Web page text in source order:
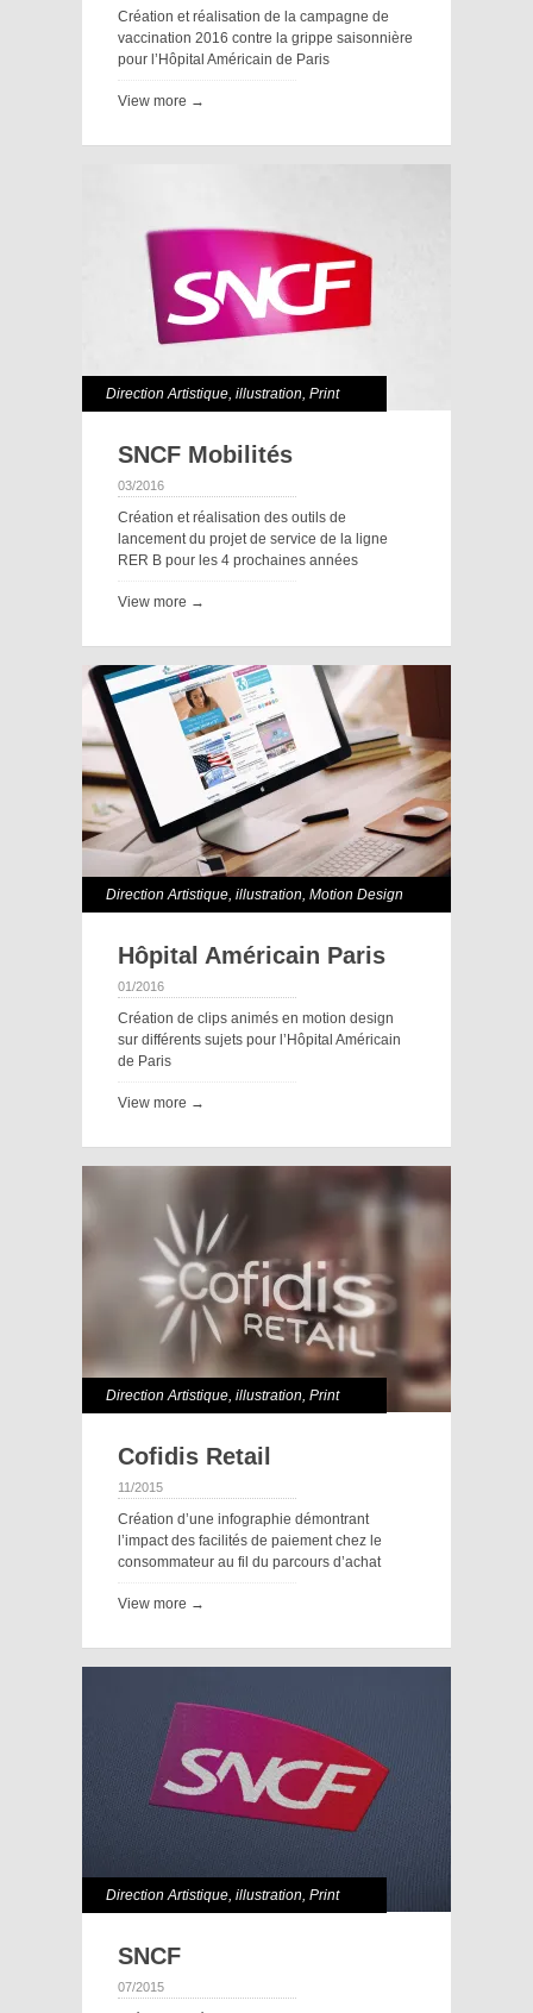
Création et réalisation de la campagne de
vaccination 2016 contre la grippe saisonnière
pour l’Hôpital Américain de Paris
View more →
Direction Artistique, illustration, Print
SNCF Mobilités
03/2016
Création et réalisation des outils de
lancement du projet de service de la ligne
RER B pour les 4 prochaines années
View more →
Direction Artistique, illustration, Motion Design
Hôpital Américain Paris
01/2016
Création de clips animés en motion design
sur différents sujets pour l’Hôpital Américain
de Paris
View more →
Direction Artistique, illustration, Print
Cofidis Retail
11/2015
Création d’une infographie démontrant
l’impact des facilités de paiement chez le
consommateur au fil du parcours d’achat
View more →
Direction Artistique, illustration, Print
SNCF
07/2015